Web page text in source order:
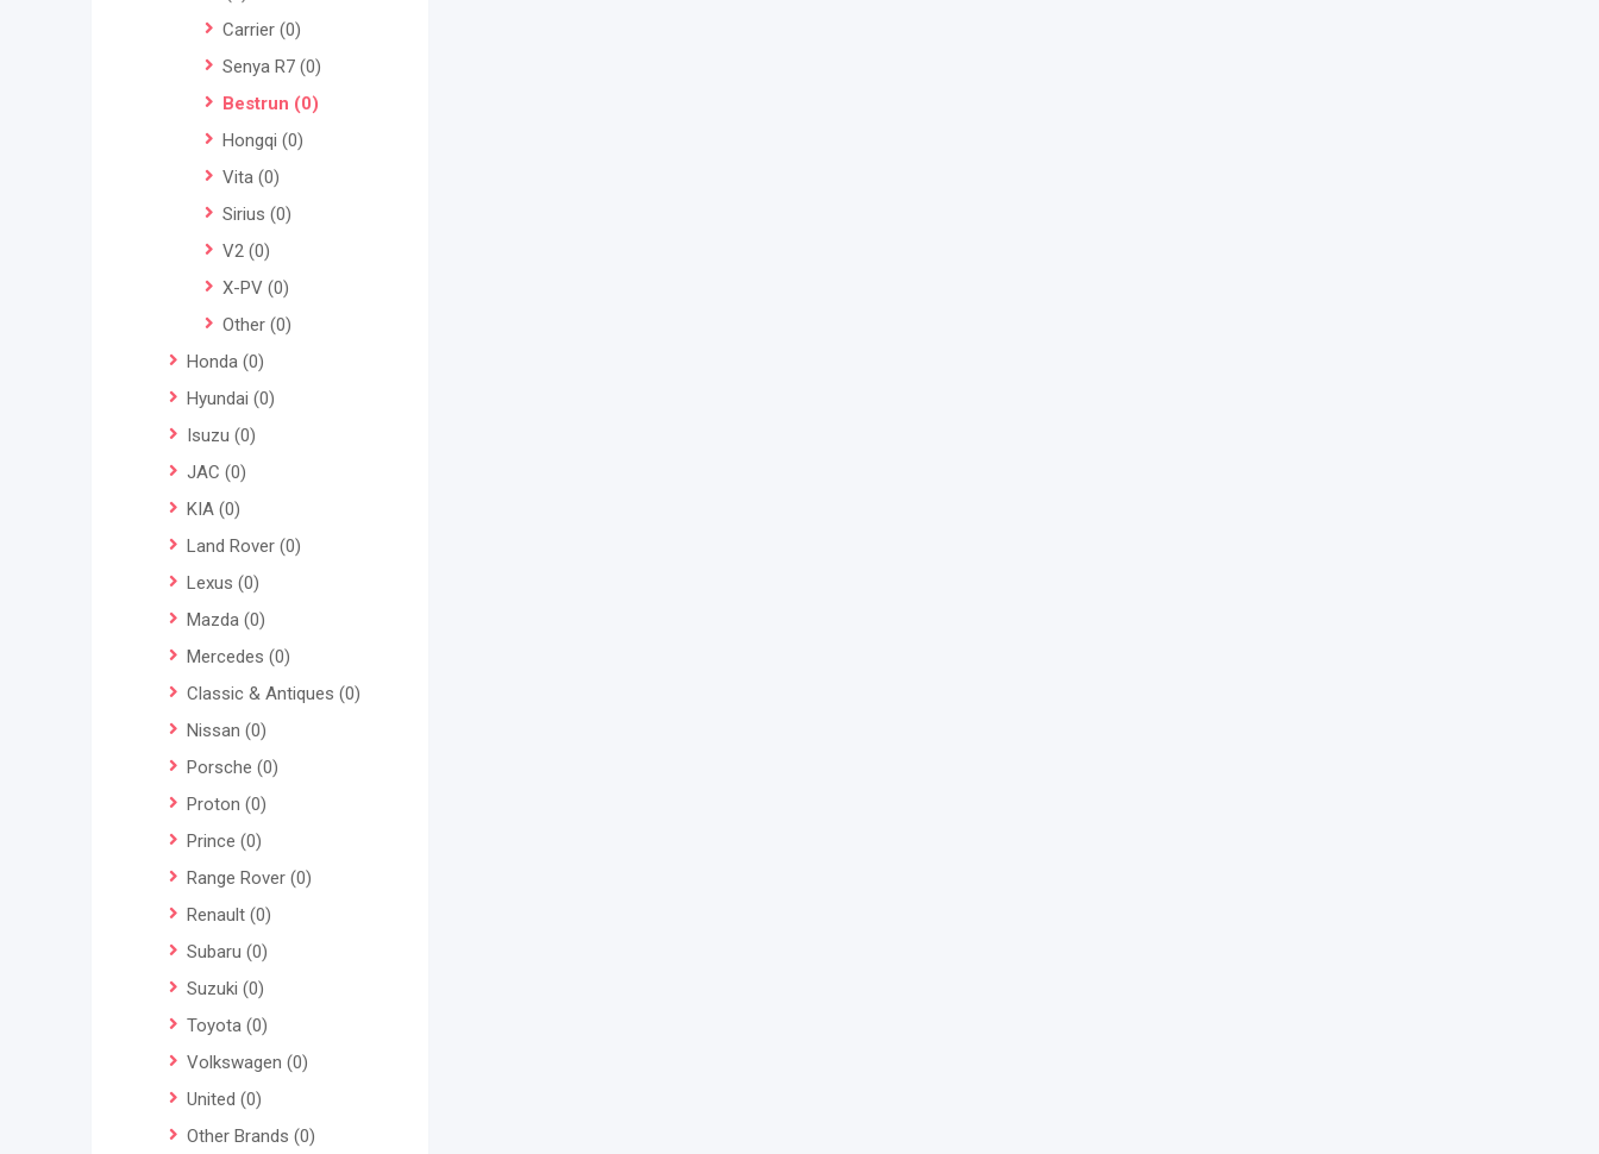
Carrier (0)
Senya R7 (0)
Bestrun (0)
Hongqi (0)
Vita (0)
Sirius (0)
V2 (0)
X-PV (0)
Other (0)
Honda (0)
Hyundai (0)
Isuzu (0)
JAC (0)
KIA (0)
Land Rover (0)
Lexus (0)
Mazda (0)
Mercedes (0)
Classic & Antiques (0)
Nissan (0)
Porsche (0)
Proton (0)
Prince (0)
Range Rover (0)
Renault (0)
Subaru (0)
Suzuki (0)
Toyota (0)
Volkswagen (0)
United (0)
Other Brands (0)